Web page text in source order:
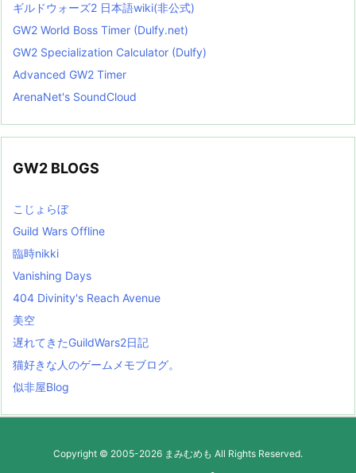
ギルドウォーズ2 日本語wiki(非公式)
GW2 World Boss Timer (Dulfy.net)
GW2 Specialization Calculator (Dulfy)
Advanced GW2 Timer
ArenaNet's SoundCloud
GW2 BLOGS
こじょらぼ
Guild Wars Offline
臨時nikki
Vanishing Days
404 Divinity's Reach Avenue
美空
遅れてきたGuildWars2日記
猫好きな人のゲームメモブログ。
似非屋Blog
Copyright © 2005-2026 まみむめも All Rights Reserved.